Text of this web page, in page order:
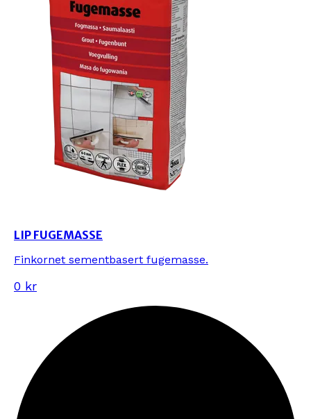
LIP FUGEMASSE
Finkornet sementbasert fugemasse.
0 kr